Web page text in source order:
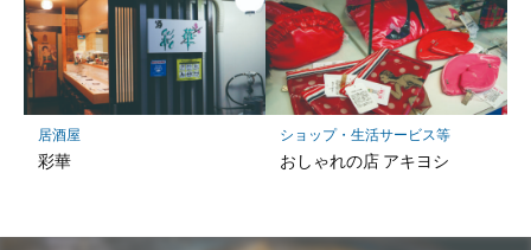
居酒屋
彩華
ショップ・生活サービス等
おしゃれの店 アキヨシ